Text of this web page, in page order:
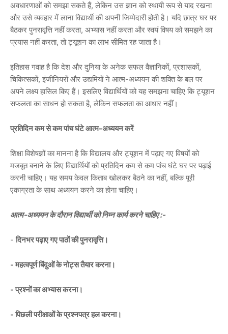
अवधारणाओं को समझा सकते हैं, लेकिन उस ज्ञान को स्थायी रूप से याद रखना
और उसे व्यवहार में लाना विद्यार्थी की अपनी जिम्मेदारी होती है। यदि छात्र घर पर
बैठकर पुनरावृत्ति नहीं करता, अभ्यास नहीं करता और स्वयं विषय को समझने का
प्रयास नहीं करता, तो ट्यूशन का लाभ सीमित रह जाता है।
इतिहास गवाह है कि देश और दुनिया के अनेक सफल वैज्ञानिकों, प्रशासकों,
चिकित्सकों, इंजीनियरों और उद्यमियों ने आत्म-अध्ययन की शक्ति के बल पर
अपने लक्ष्य हासिल किए हैं। इसलिए विद्यार्थियों को यह समझना चाहिए कि ट्यूशन
सफलता का साधन हो सकता है, लेकिन सफलता का आधार नहीं।
प्रतिदिन कम से कम पांच घंटे आत्म-अध्ययन करें
शिक्षा विशेषज्ञों का मानना है कि विद्यालय और ट्यूशन में पढ़ाए गए विषयों को
मजबूत बनाने के लिए विद्यार्थियों को प्रतिदिन कम से कम पांच घंटे घर पर पढ़ाई
करनी चाहिए। यह समय केवल किताब खोलकर बैठने का नहीं, बल्कि पूरी
एकाग्रता के साथ अध्ययन करने का होना चाहिए।
आत्म-अध्ययन के दौरान विद्यार्थी को निम्न कार्य करने चाहिए :-
- दिनभर पढ़ाए गए पाठों की पुनरावृत्ति।
- महत्वपूर्ण बिंदुओं के नोट्स तैयार करना।
- प्रश्नों का अभ्यास करना।
- पिछली परीक्षाओं के प्रश्नपत्र हल करना।